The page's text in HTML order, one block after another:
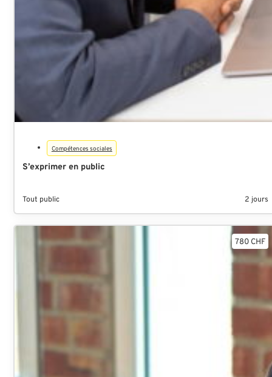
Compétences sociales
S’exprimer en public
Tout public 2 jours
780 CHF